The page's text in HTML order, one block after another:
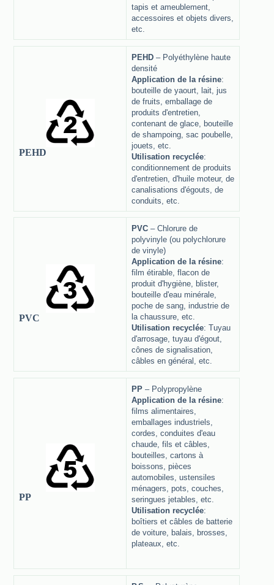
tapis et ameublement,
accessoires et objets divers,
etc.
PEHD
PEHD – Polyéthylène haute
densité
Application de la résine:
bouteille de yaourt, lait, jus
de fruits, emballage de
produits d'entretien,
contenant de glace, bouteille
de shampoing, sac poubelle,
jouets, etc.
Utilisation recyclée:
conditionnement de produits
d'entretien, d'huile moteur, de
canalisations d'égouts, de
conduits, etc.
PVC
PVC – Chlorure de
polyvinyle (ou polychlorure
de vinyle)
Application de la résine:
film étirable, flacon de
produit d'hygiène, blister,
bouteille d'eau minérale,
poche de sang, industrie de
la chaussure, etc.
Utilisation recyclée: Tuyau
d'arrosage, tuyau d'égout,
cônes de signalisation,
câbles en général, etc.
PP
PP – Polypropylène
Application de la résine:
films alimentaires,
emballages industriels,
cordes, conduites d'eau
chaude, fils et câbles,
bouteilles, cartons à
boissons, pièces
automobiles, ustensiles
ménagers, pots, couches,
seringues jetables, etc.
Utilisation recyclée:
boîtiers et câbles de batterie
de voiture, balais, brosses,
plateaux, etc.